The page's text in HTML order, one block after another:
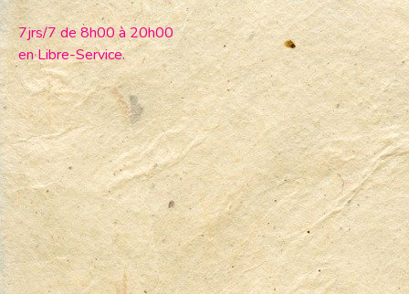
7jrs/7 de 8h00 à 20h00
en Libre-Service.